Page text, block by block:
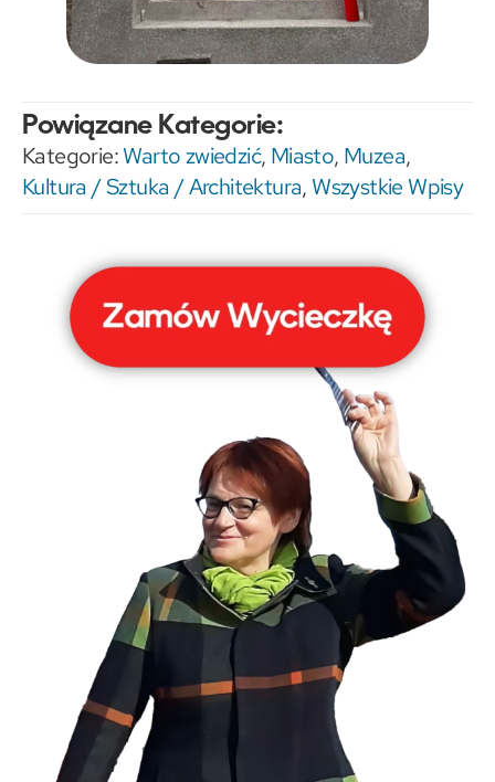
Powiązane Kategorie:
Kategorie:Warto zwiedzić, Miasto, Muzea,
Kultura / Sztuka / Architektura, Wszystkie Wpisy